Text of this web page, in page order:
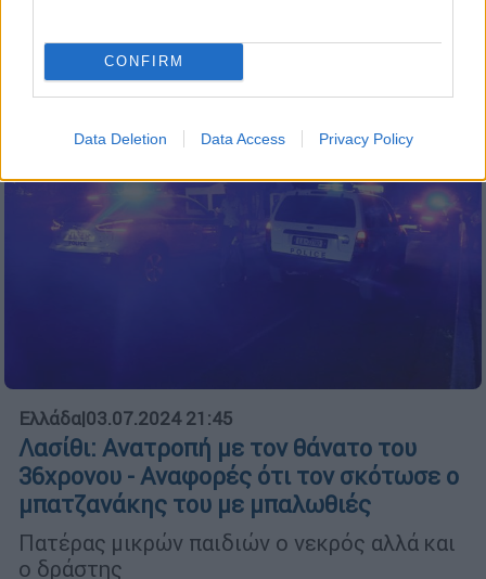
CONFIRM
Data Deletion Data Access Privacy Policy
Ελλάδα|03.07.2024 21:45
Λασίθι: Ανατροπή με τον θάνατο του
36χρονου - Αναφορές ότι τον σκότωσε ο
μπατζανάκης του με μπαλωθιές
Πατέρας μικρών παιδιών ο νεκρός αλλά και
ο δράστης